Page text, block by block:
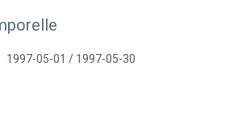
1997-05-01 / 1997-05-30